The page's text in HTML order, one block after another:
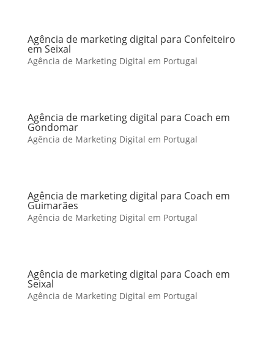
Agência de marketing digital para Confeiteiro
em Seixal
Agência de Marketing Digital em Portugal
Agência de marketing digital para Coach em
Gondomar
Agência de Marketing Digital em Portugal
Agência de marketing digital para Coach em
Guimarães
Agência de Marketing Digital em Portugal
Agência de marketing digital para Coach em
Seixal
Agência de Marketing Digital em Portugal